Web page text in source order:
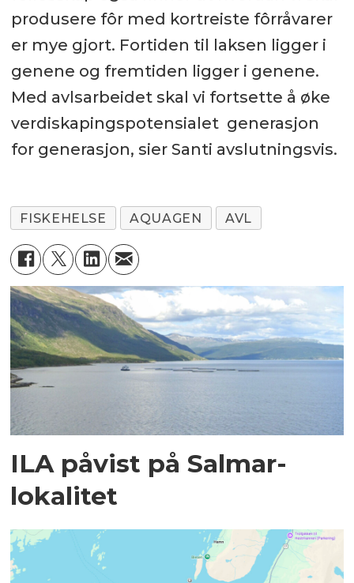
produsere fôr med kortreiste fôrråvarer
er mye gjort. Fortiden til laksen ligger i
genene og fremtiden ligger i genene.
Med avlsarbeidet skal vi fortsette å øke
verdiskapingspotensialet generasjon
for generasjon, sier Santi avslutningsvis.
FISKEHELSE AQUAGEN AVL
ILA påvist på Salmar-
lokalitet